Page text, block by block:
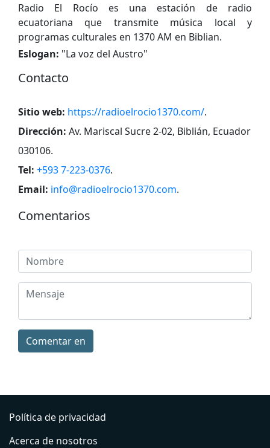
Radio El Rocío es una estación de radio
ecuatoriana que transmite música local y
programas culturales en 1370 AM en Biblian.
Eslogan: "La voz del Austro"
Contacto
Sitio web: https://radioelrocio1370.com/.
Dirección: Av. Mariscal Sucre 2-02, Biblián, Ecuador
030106.
Tel: +593 7-223-0376.
Email: info@radioelrocio1370.com.
Comentarios
Comentar en
Política de privacidad
Acerca de nosotros